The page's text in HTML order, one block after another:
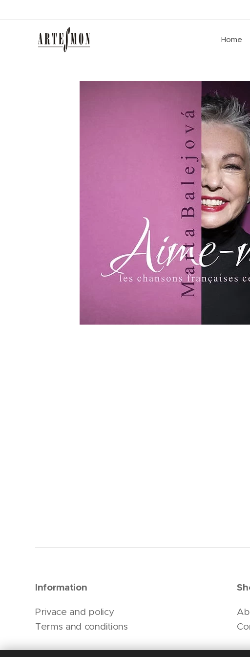
Home
Information
Privace and policy
Terms and conditions